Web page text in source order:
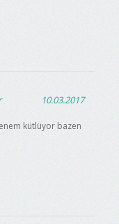
10.03.2017
kütlüyor bazen